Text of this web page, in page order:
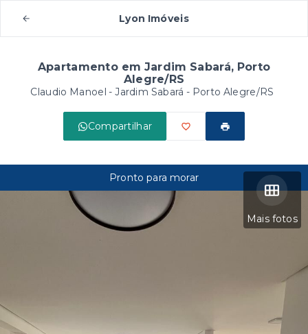
Lyon Imóveis
Apartamento em Jardim Sabará, Porto
Alegre/RS
Claudio Manoel -Jardim Sabará - Porto Alegre/RS
Compartilhar
Mais fotos
Pronto para morar